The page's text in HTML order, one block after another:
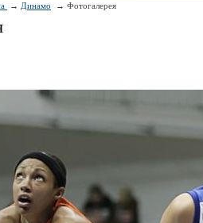
Динамо Фотогалерея